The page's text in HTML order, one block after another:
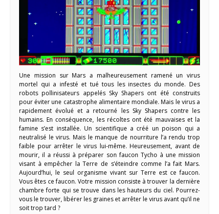
Une mission sur Mars a malheureusement ramené un virus
mortel qui a infesté et tué tous les insectes du monde. Des
robots pollinisateurs appelés Sky Shapers ont été construits
pour éviter une catastrophe alimentaire mondiale. Mais le virus a
rapidement évolué et a retourné les Sky Shapers contre les
humains. En conséquence, les récoltes ont été mauvaises et la
famine s’est installée. Un scientifique a créé un poison qui a
neutralisé le virus. Mais le manque de nourriture l’a rendu trop
faible pour arrêter le virus lui-même. Heureusement, avant de
mourir, il a réussi à préparer son faucon Tycho à une mission
visant à empêcher la Terre de s’éteindre comme l’a fait Mars.
Aujourd’hui, le seul organisme vivant sur Terre est ce faucon.
Vous êtes ce faucon. Votre mission consiste à trouver la dernière
chambre forte qui se trouve dans les hauteurs du ciel. Pourrez-
vous le trouver, libérer les graines et arrêter le virus avant qu’il ne
soit trop tard ?